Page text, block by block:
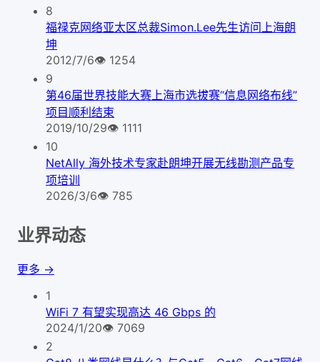
8
福禄克网络亚太区总裁Simon.Lee先生访问上海朗
坤
2012/7/6👁 1254
9
第46届世界技能大赛上海市选拔赛“信息网络布线”
项目顺利结束
2019/10/29👁 1111
10
NetAlly 海外技术专家赴朗坤开展无线勘测产品专
项培训
2026/3/6👁 785
业界动态
更多 →
1
WiFi 7 有望实现高达 46 Gbps 的
2024/1/20👁 7069
2